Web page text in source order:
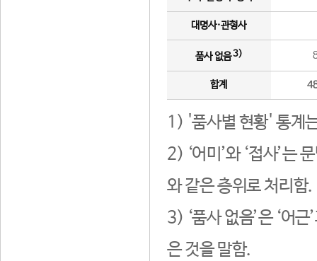
대명사·관형사
품사 없음3)
합계
1) '품사별 현황' 통계
2) ‘어미’와 ‘접사’는
와 같은 층위로 처리함.
3) ‘품사 없음’은 ‘어
은 것을 말함.